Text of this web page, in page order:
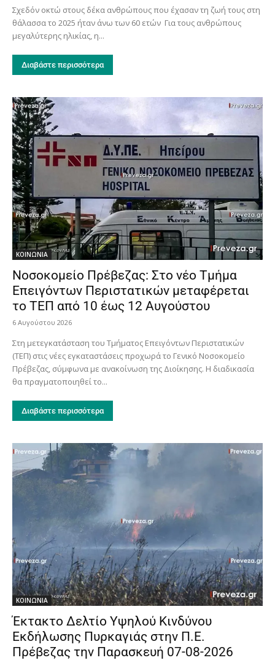
Σχεδόν οκτώ στους δέκα ανθρώπους που έχασαν τη ζωή τους στη
θάλασσα το 2025 ήταν άνω των 60 ετών Για τους ανθρώπους
μεγαλύτερης ηλικίας, η...
Διαβάστε περισσότερα
ΚΟΙΝΩΝΙΑ
Νοσοκομείο Πρέβεζας: Στο νέο Τμήμα
Επειγόντων Περιστατικών μεταφέρεται
το ΤΕΠ από 10 έως 12 Αυγούστου
6 Αυγούστου 2026
Στη μετεγκατάσταση του Τμήματος Επειγόντων Περιστατικών
(ΤΕΠ) στις νέες εγκαταστάσεις προχωρά το Γενικό Νοσοκομείο
Πρέβεζας, σύμφωνα με ανακοίνωση της Διοίκησης. Η διαδικασία
θα πραγματοποιηθεί το...
Διαβάστε περισσότερα
ΚΟΙΝΩΝΙΑ
Έκτακτο Δελτίο Υψηλού Κινδύνου
Εκδήλωσης Πυρκαγιάς στην Π.Ε.
Πρέβεζας την Παρασκευή 07-08-2026